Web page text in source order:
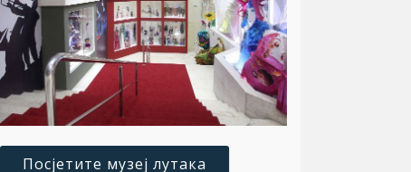
Посјетите музеј лутака